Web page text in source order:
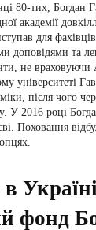
80-тих, Богдан
академії
для
доповідями та
не
університеті
після чого
У 2016 році
Поховання
фонд